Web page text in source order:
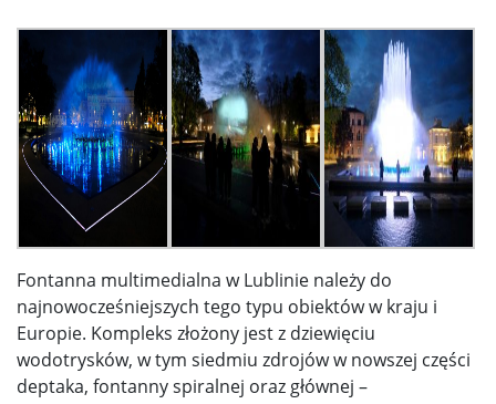
Fontanna multimedialna w Lublinie należy do
najnowocześniejszych tego typu obiektów w kraju i
Europie. Kompleks złożony jest z dziewięciu
wodotrysków, w tym siedmiu zdrojów w nowszej części
deptaka, fontanny spiralnej oraz głównej –